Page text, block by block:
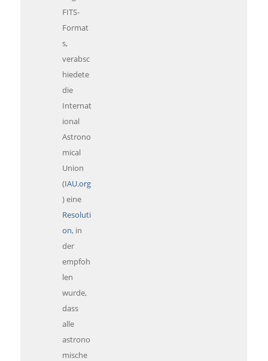
FITS-
Format
s,
verabsc
hiedete
die
Internat
ional
Astrono
mical
Union
(IAU.org
) eine
Resoluti
on, in
der
empfoh
len
wurde,
dass
alle
astrono
mische